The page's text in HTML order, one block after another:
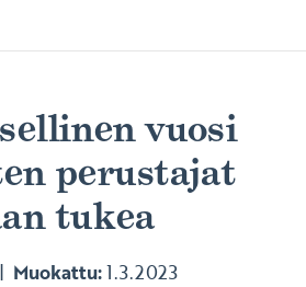
vuosi
perustajat
tukea
Muokattu:1.3.2023